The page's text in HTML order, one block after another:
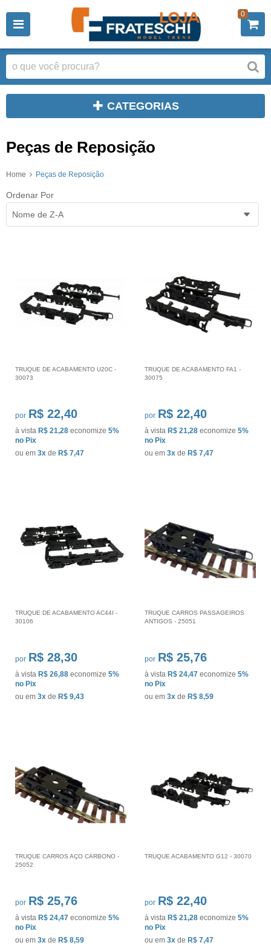
0
CATEGORIAS
Peças de Reposição
Home Peças de Reposição
Ordenar Por
Nome de Z-A
TRUQUE DE ACABAMENTO U20C -
30073
por R$ 22,40
à vista R$ 21,28 economize 5%
no Pix
ou em 3x de R$ 7,47
TRUQUE DE ACABAMENTO FA1 -
30075
por R$ 22,40
à vista R$ 21,28 economize 5%
no Pix
ou em 3x de R$ 7,47
TRUQUE DE ACABAMENTO AC44I -
30106
por R$ 28,30
à vista R$ 26,88 economize 5%
no Pix
ou em 3x de R$ 9,43
TRUQUE CARROS PASSAGEIROS
ANTIGOS - 25051
por R$ 25,76
à vista R$ 24,47 economize 5%
no Pix
ou em 3x de R$ 8,59
TRUQUE CARROS AÇO CARBONO -
25052
por R$ 25,76
à vista R$ 24,47 economize 5%
no Pix
ou em 3x de R$ 8,59
TRUQUE ACABAMENTO G12 - 30070
por R$ 22,40
à vista R$ 21,28 economize 5%
no Pix
ou em 3x de R$ 7,47